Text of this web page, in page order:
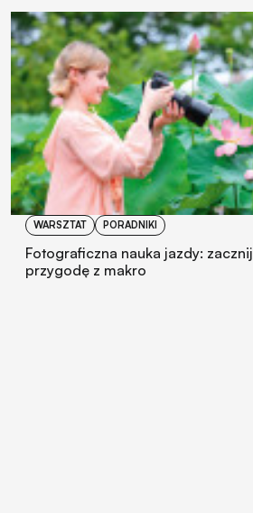
WARSZTAT PORADNIKI
Fotograficzna nauka jazdy: zacznij
przygodę z makro